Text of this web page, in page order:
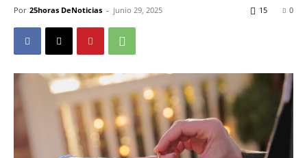
Por 25horas DeNoticias - junio 29, 2025 0
15